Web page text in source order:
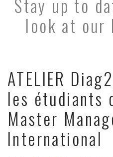
Stay up to
look at our
ATELIER
les étudiants
Master
International